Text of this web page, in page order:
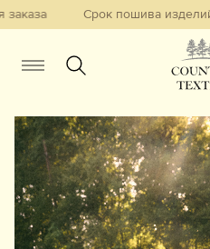
Срок пошива изделий
ЖенщинамМужчинамДетям
Смотреть всё